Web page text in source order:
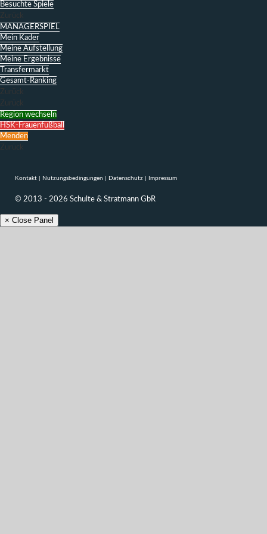
Besuchte Spiele
Zurück
MANAGERSPIEL
Mein Kader
Meine Aufstellung
Meine Ergebnisse
Transfermarkt
Gesamt-Ranking
Zurück
Zurück
Region wechseln
HSK-Frauenfußball
Menden
Zurück
Kontakt Nutzungsbedingungen Datenschutz Impressum
© 2013 - 2026 Schulte & Stratmann GbR
× Close Panel